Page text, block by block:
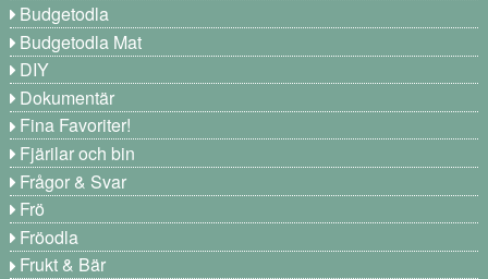
Budgetodla
Budgetodla Mat
DIY
Dokumentär
Fina Favoriter!
Fjärilar och bin
Frågor & Svar
Frö
Fröodla
Frukt & Bär